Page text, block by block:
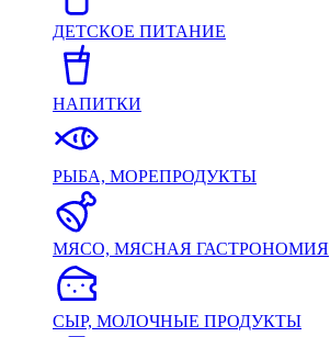
ДЕТСКОЕ ПИТАНИЕ
НАПИТКИ
РЫБА, МОРЕПРОДУКТЫ
МЯСО, МЯСНАЯ ГАСТРОНОМИЯ
СЫР, МОЛОЧНЫЕ ПРОДУКТЫ